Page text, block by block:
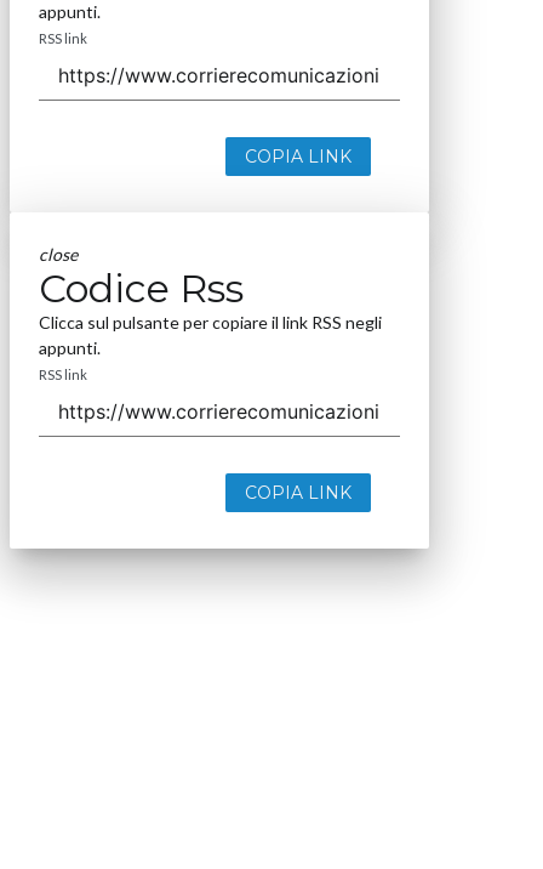
appunti.
RSS link
COPIA LINK
close
Codice Rss
Clicca sul pulsante per copiare il link RSS negli
appunti.
RSS link
COPIA LINK